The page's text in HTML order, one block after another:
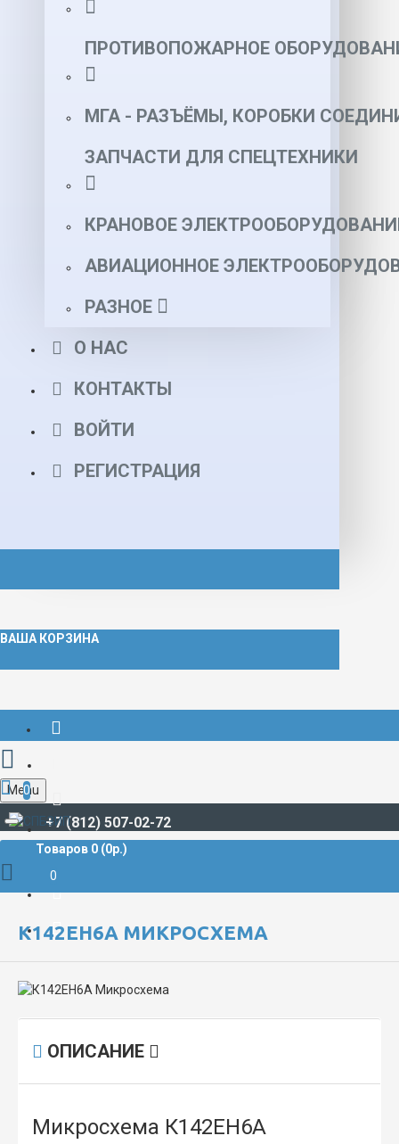
ПРОТИВОПОЖАРНОЕ
МГА - РАЗЪЁМЫ, КОРОБКИ
ЗАПЧАСТИ ДЛЯ СПЕЦТЕХНИКИ
КРАНОВОЕ
АВИАЦИОННОЕ
РАЗНОЕ
О НАС
КОНТАКТЫ
ВОЙТИ
РЕГИСТРАЦИЯ
ВАША КОРЗИНА
+7 (812) 507-02-72
Menu
0
Товаров 0 (0р.)
0
РАДИОДЕТАЛИ И РАДИОЭЛЕКТРОННЫЕ КОМПОНЕНТЫ
К142ЕН6А МИКРОСХЕМА
ОПИСАНИЕ
Микросхема К142ЕН6А